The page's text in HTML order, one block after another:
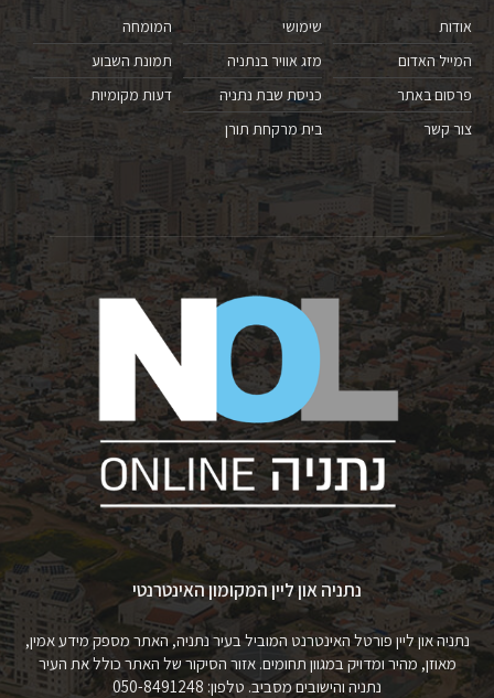
אודות
המייל האדום
פרסום באתר
צור קשר
שימושי
מזג אוויר בנתניה
כניסת שבת נתניה
בית מרקחת תורן
המומחה
תמונת השבוע
דעות מקומיות
נתניה און ליין המקומון האינטרנטי
נתניה און ליין פורטל האינטרנט המוביל בעיר נתניה, האתר מספק מידע אמין,
מאוזן, מהיר ומדויק במגוון תחומים. אזור הסיקור של האתר כולל את העיר
נתניה והישובים מסביב. טלפון: 050-8491248